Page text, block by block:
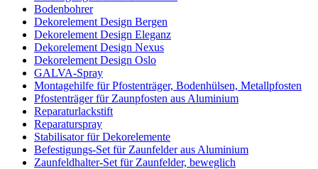
Bodenbohrer
Dekorelement Design Bergen
Dekorelement Design Eleganz
Dekorelement Design Nexus
Dekorelement Design Oslo
GALVA-Spray
Montagehilfe für Pfostenträger, Bodenhülsen, Metallpfosten
Pfostenträger für Zaunpfosten aus Aluminium
Reparaturlackstift
Reparaturspray
Stabilisator für Dekorelemente
Befestigungs-Set für Zaunfelder aus Aluminium
Zaunfeldhalter-Set für Zaunfelder, beweglich